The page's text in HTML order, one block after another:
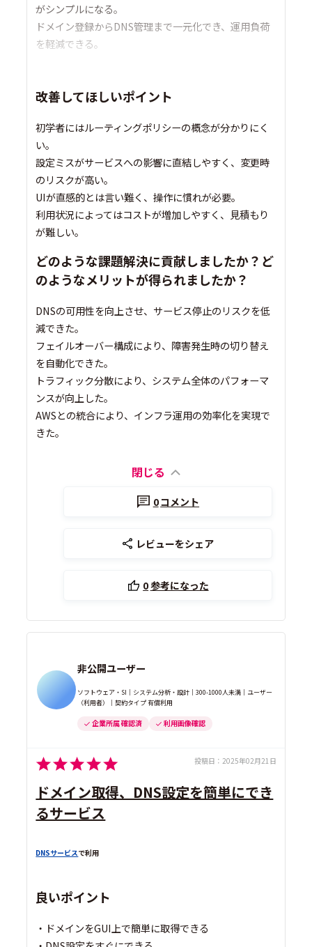
がシンプルになる。
ドメイン登録からDNS管理まで一元化でき、運用負荷
を軽減できる。
改善してほしいポイント
初学者にはルーティングポリシーの概念が分かりにく
い。
設定ミスがサービスへの影響に直結しやすく、変更時
のリスクが高い。
UIが直感的とは言い難く、操作に慣れが必要。
利用状況によってはコストが増加しやすく、見積もり
が難しい。
どのような課題解決に貢献しましたか？ど
のようなメリットが得られましたか？
DNSの可用性を向上させ、サービス停止のリスクを低
減できた。
フェイルオーバー構成により、障害発生時の切り替え
を自動化できた。
トラフィック分散により、システム全体のパフォーマ
ンスが向上した。
AWSとの統合により、インフラ運用の効率化を実現で
きた。
閉じる
0コメント
レビューをシェア
0参考になった
非公開ユーザー
ソフトウェア・SI｜システム分析・設計｜300-1000人未満｜ユーザー
（利用者）｜契約タイプ 有償利用
企業所属 確認済 利用画像確認
投稿日： 2025年02月21日
ドメイン取得、DNS設定を簡単にでき
るサービス
DNSサービスで利用
良いポイント
・ドメインをGUI上で簡単に取得できる